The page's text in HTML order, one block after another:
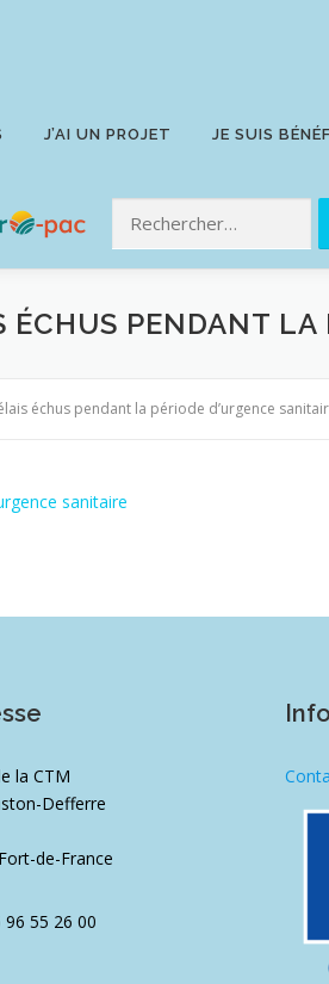
J’AI UN PROJET JE SUIS
PENDANT LA
échus pendant la période d’urgence
sanitaire
la CTM
Defferre
de-France
96 55 26 00